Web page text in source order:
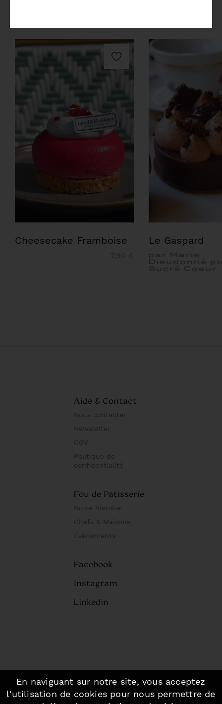
Cheesecake Framboise
7,90 €
Le Gaspard
Aide & Contact
Nous contacter
Newsletter
CGV
Politique de
confidentialité
Fou de Pâtisserie
Notre histoire
Chefs & Maisons
Évènements
Facebook
Instagram
Linkedin
©2026 Fou de Pâtisserie, Paris.
Mentions légales - Plan du site
En naviguant sur notre site, vous acceptez
l'utilisation de cookies pour nous permettre de